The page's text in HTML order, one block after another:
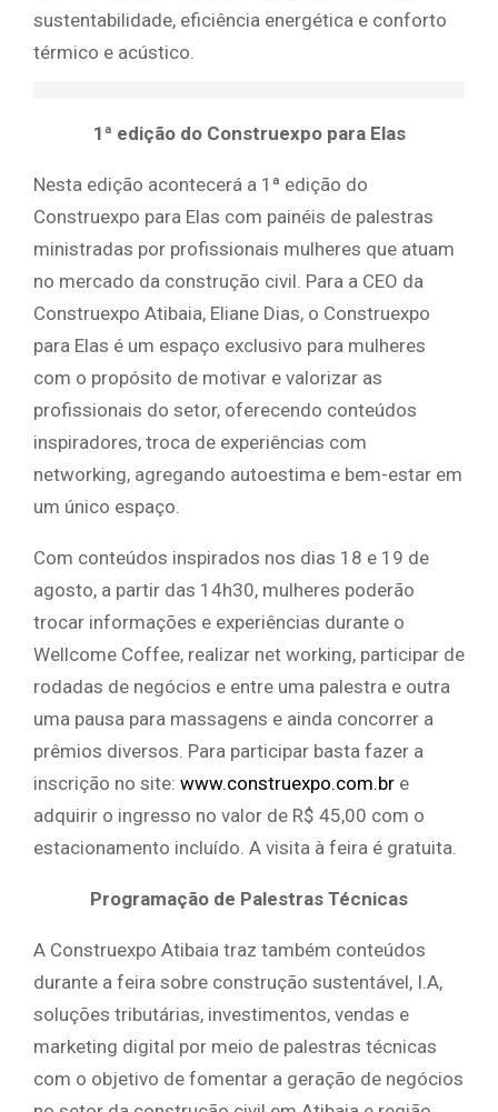
sustentabilidade, eficiência energética e conforto
térmico e acústico.
1ª edição do Construexpo para Elas
Nesta edição acontecerá a 1ª edição do
Construexpo para Elas com painéis de palestras
ministradas por profissionais mulheres que atuam
no mercado da construção civil. Para a CEO da
Construexpo Atibaia, Eliane Dias, o Construexpo
para Elas é um espaço exclusivo para mulheres
com o propósito de motivar e valorizar as
profissionais do setor, oferecendo conteúdos
inspiradores, troca de experiências com
networking, agregando autoestima e bem-estar em
um único espaço.
Com conteúdos inspirados nos dias 18 e 19 de
agosto, a partir das 14h30, mulheres poderão
trocar informações e experiências durante o
Wellcome Coffee, realizar net working, participar de
rodadas de negócios e entre uma palestra e outra
uma pausa para massagens e ainda concorrer a
prêmios diversos. Para participar basta fazer a
inscrição no site: www.construexpo.com.br e
adquirir o ingresso no valor de R$ 45,00 com o
estacionamento incluído. A visita à feira é gratuita.
Programação de Palestras Técnicas
A Construexpo Atibaia traz também conteúdos
durante a feira sobre construção sustentável, I.A,
soluções tributárias, investimentos, vendas e
marketing digital por meio de palestras técnicas
com o objetivo de fomentar a geração de negócios